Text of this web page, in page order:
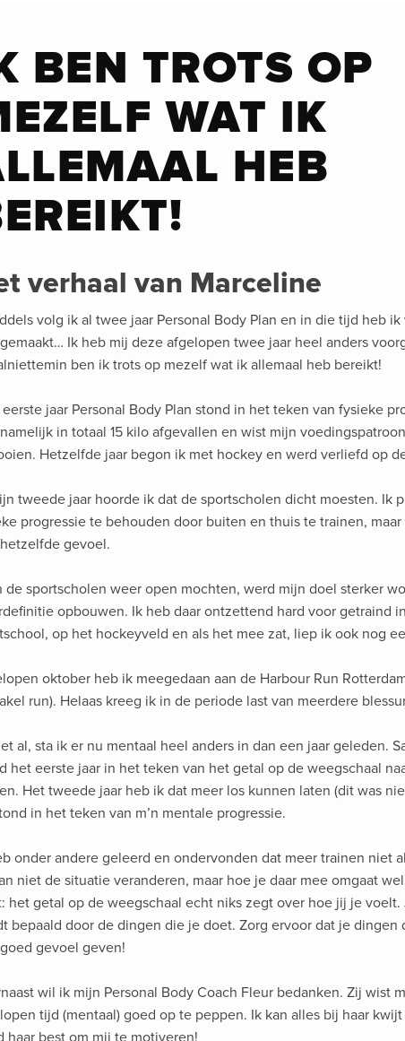
BEN TROTS OP
WAT IK
HEB
verhaal van Marceline
volg ik al twee jaar Personal Body Plan en in die tijd heb ik
Ik heb mij deze afgelopen twee jaar heel anders
ben ik trots op mezelf wat ik allemaal heb bereikt!
jaar Personal Body Plan stond in het teken van fysieke
in totaal 15 kilo afgevallen en wist mijn
Hetzelfde jaar begon ik met hockey en werd verliefd op
tweede jaar hoorde ik dat de sportscholen dicht moesten. Ik
progressie te behouden door buiten en thuis te trainen, maar
gevoel.
de sportscholen weer open mochten, werd mijn doel sterker
opbouwen. Ik heb daar ontzettend hard voor getraind
op het hockeyveld en als het mee zat, liep ik ook nog
oktober heb ik meegedaan aan de Harbour Run
run). Helaas kreeg ik in de periode last van meerdere
al, sta ik er nu mentaal heel anders in dan een jaar geleden.
het eerste jaar in het teken van het getal op de weegschaal
Het tweede jaar heb ik dat meer los kunnen laten (dit was
in het teken van m’n mentale progressie.
onder andere geleerd en ondervonden dat meer trainen niet
niet de situatie veranderen, maar hoe je daar mee omgaat
het getal op de weegschaal echt niks zegt over hoe jij je
bepaald door de dingen die je doet. Zorg ervoor dat je dingen
gevoel geven!
wil ik mijn Personal Body Coach Fleur bedanken. Zij wist
tijd (mentaal) goed op te peppen. Ik kan alles bij haar
haar best om mij te motiveren!